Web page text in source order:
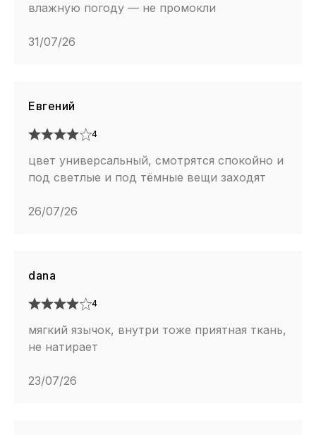
влажную погоду — не промокли
31/07/26
Евгений
4
цвет универсальный, смотрятся спокойно и
под светлые и под тёмные вещи заходят
26/07/26
dana
4
мягкий язычок, внутри тоже приятная ткань,
не натирает
23/07/26